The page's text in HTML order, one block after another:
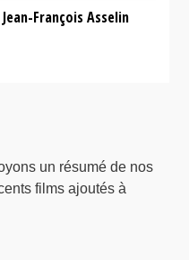
François Asselin
un résumé de nos
films ajoutés à